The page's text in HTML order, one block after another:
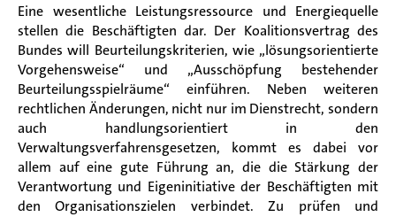
Eine wesentliche Leistungsressource und Energiequelle
stellen die Beschäftigten dar. Der Koalitionsvertrag des
Bundes will Beurteilungskriterien, wie „lösungsorientierte
Vorgehensweise“ und „Ausschöpfung bestehender
Beurteilungsspielräume“ einführen. Neben weiteren
rechtlichen Änderungen, nicht nur im Dienstrecht, sondern
auch handlungsorientiert in den
Verwaltungsverfahrensgesetzen, kommt es dabei vor
allem auf eine gute Führung an, die die Stärkung der
Verantwortung und Eigeninitiative der Beschäftigten mit
den Organisationszielen verbindet. Zu prüfen und